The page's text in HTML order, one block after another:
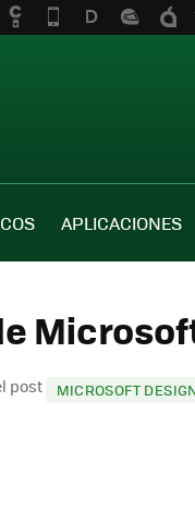
APLICACIONES
post MICROSOFT